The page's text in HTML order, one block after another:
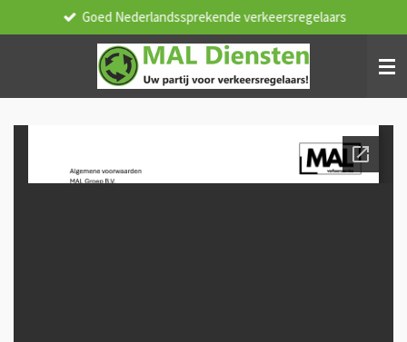
direct
hoofdinhoud
Goed Nederlandssprekende verkeersregelaars